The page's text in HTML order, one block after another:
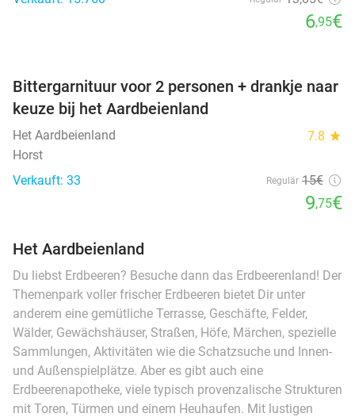
6,95€
Bittergarnituur voor 2 personen + drankje naar
keuze bij het Aardbeienland
Het Aardbeienland 7.8 star
Horst
Verkauft: 33
Regulär 15€
9,75€
Het Aardbeienland
Du liebst Erdbeeren? Besuche dann das Erdbeerenland! Der
Themenpark voller frischer Erdbeeren bietet Dir unter
anderem eine gemütliche Terrasse, Geschäfte, Felder,
Wälder, Gewächshäuser, Straßen, Höfe, Märchen, spezielle
Sammlungen, Aktivitäten wie die Schatzsuche und Innen-
und Außenspielplätze. Aber es gibt auch eine
Erdbeerenapotheke, viele typisch provenzalische Strukturen
mit Toren, Türmen und einem Heuhaufen. Mit lustigen